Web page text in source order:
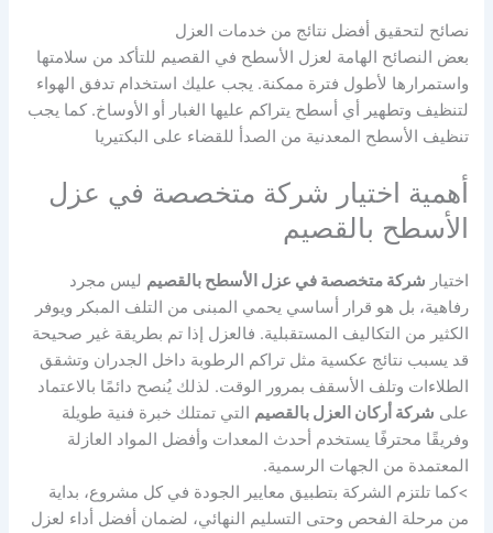
نصائح لتحقيق أفضل نتائج من خدمات العزل
بعض النصائح الهامة لعزل الأسطح في القصيم للتأكد من سلامتها
واستمرارها لأطول فترة ممكنة. يجب عليك استخدام تدفق الهواء
لتنظيف وتطهير أي أسطح يتراكم عليها الغبار أو الأوساخ. كما يجب
تنظيف الأسطح المعدنية من الصدأ للقضاء على البكتيريا
أهمية اختيار شركة متخصصة في عزل
الأسطح بالقصيم
اختيار شركة متخصصة في عزل الأسطح بالقصيم ليس مجرد
رفاهية، بل هو قرار أساسي يحمي المبنى من التلف المبكر ويوفر
الكثير من التكاليف المستقبلية. فالعزل إذا تم بطريقة غير صحيحة
قد يسبب نتائج عكسية مثل تراكم الرطوبة داخل الجدران وتشقق
الطلاءات وتلف الأسقف بمرور الوقت. لذلك يُنصح دائمًا بالاعتماد
على شركة أركان العزل بالقصيم التي تمتلك خبرة فنية طويلة
وفريقًا محترفًا يستخدم أحدث المعدات وأفضل المواد العازلة
المعتمدة من الجهات الرسمية.
>كما تلتزم الشركة بتطبيق معايير الجودة في كل مشروع، بداية
من مرحلة الفحص وحتى التسليم النهائي، لضمان أفضل أداء لعزل